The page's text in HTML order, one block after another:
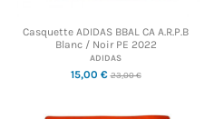
Casquette ADIDAS BBAL CA A.R.P.B
Blanc / Noir PE 2022
ADIDAS
15,00 €23,00 €